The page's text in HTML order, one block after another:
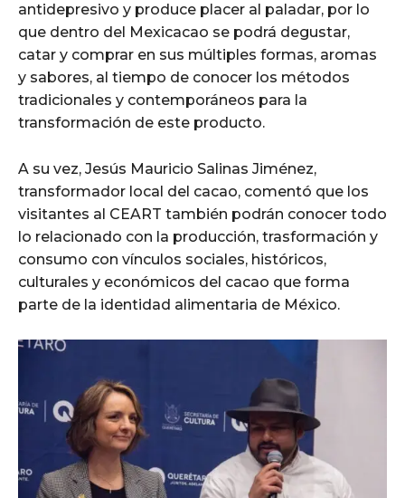
antidepresivo y produce placer al paladar, por lo
que dentro del Mexicacao se podrá degustar,
catar y comprar en sus múltiples formas, aromas
y sabores, al tiempo de conocer los métodos
tradicionales y contemporáneos para la
transformación de este producto.
A su vez, Jesús Mauricio Salinas Jiménez,
transformador local del cacao, comentó que los
visitantes al CEART también podrán conocer todo
lo relacionado con la producción, trasformación y
consumo con vínculos sociales, históricos,
culturales y económicos del cacao que forma
parte de la identidad alimentaria de México.